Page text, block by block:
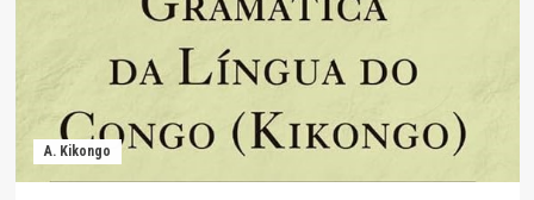
A. Kikongo